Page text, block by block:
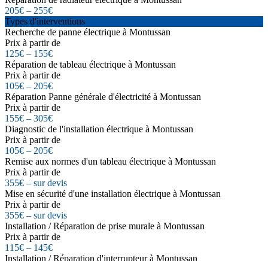
205€ – 255€
Types d'interventions
Recherche de panne électrique à Montussan
Prix à partir de
125€ – 155€
Réparation de tableau électrique à Montussan
Prix à partir de
105€ – 205€
Réparation Panne générale d'électricité à Montussan
Prix à partir de
155€ – 305€
Diagnostic de l'installation électrique à Montussan
Prix à partir de
105€ – 205€
Remise aux normes d'un tableau électrique à Montussan
Prix à partir de
355€ – sur devis
Mise en sécurité d'une installation électrique à Montussan
Prix à partir de
355€ – sur devis
Installation / Réparation de prise murale à Montussan
Prix à partir de
115€ – 145€
Installation / Réparation d'interrupteur à Montussan